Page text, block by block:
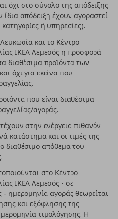
όχι στο σύνολο της απόδειξης
απόδειξη έχουν αγοραστεί
ή υπηρεσίες).
και το Κέντρο
ΙΚΕΑ Λεμεσός η προσφορά
διαθέσιμα προϊόντα των
όχι για εκείνα που
που είναι διαθέσιμα
αγοράς.
στην ενέργεια πιθανόν
κατάστημα και οι τιμές της
διαθέσιμο απόθεμα του
στο Κέντρο
ΙΚΕΑ Λεμεσός - σε
ημερομηνία αγοράς θεωρείται
και εξόφλησης της
τιμολόγησης. Η